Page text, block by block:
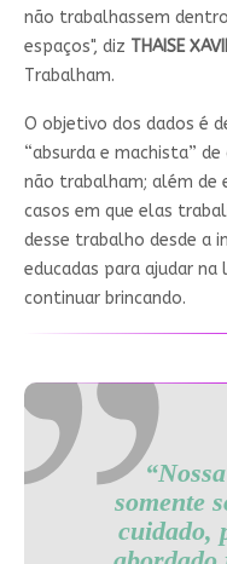
não trabalhassem
espaços", diz THAISE
Trabalham.
O objetivo dos dados é
“absurda e machista”
não trabalham; além de
casos em que elas
desse trabalho desde a
educadas para ajudar
continuar brincando.
somente
cuidado,